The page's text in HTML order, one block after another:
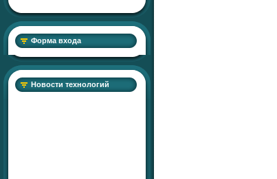
Форма входа
Новости технологий